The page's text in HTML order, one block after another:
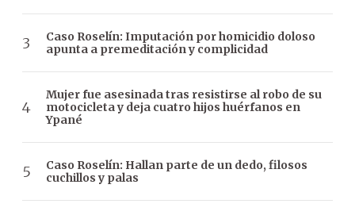
Caso Roselín: Imputación por homicidio doloso
apunta a premeditación y complicidad
Mujer fue asesinada tras resistirse al robo de su
motocicleta y deja cuatro hijos huérfanos en
Ypané
Caso Roselín: Hallan parte de un dedo, filosos
cuchillos y palas